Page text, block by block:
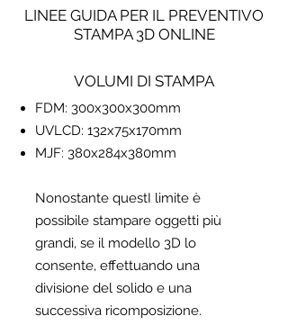
LINEE GUIDA PER IL PREVENTIVO
STAMPA 3D ONLINE
VOLUMI DI STAMPA
FDM: 300x300x300mm
UVLCD: 132x75x170mm
MJF: 380x284x380mm
Nonostante questI limite è
possibile stampare oggetti più
grandi, se il modello 3D lo
consente, effettuando una
divisione del solido e una
successiva ricomposizione.